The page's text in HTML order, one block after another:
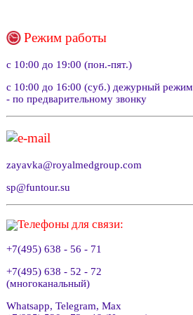
Режим работы
с 10:00 до 19:00 (пон.-пят.)
с 10:00 до 16:00 (суб.) дежурный режим
- по предварительному звонку
e-mail
zayavka@royalmedgroup.com
sp@funtour.su
Телефоны для связи:
+7(495) 638 - 56 - 71
+7(495) 638 - 52 - 72
(многоканальный)
Whatsapp, Telegram, Max